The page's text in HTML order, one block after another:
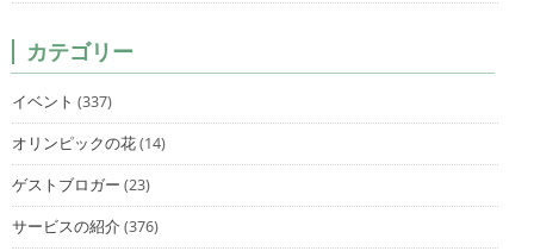
カテゴリー
イベント (337)
オリンピックの花(14)
ゲストブロガー (23)
サービスの紹介(376)